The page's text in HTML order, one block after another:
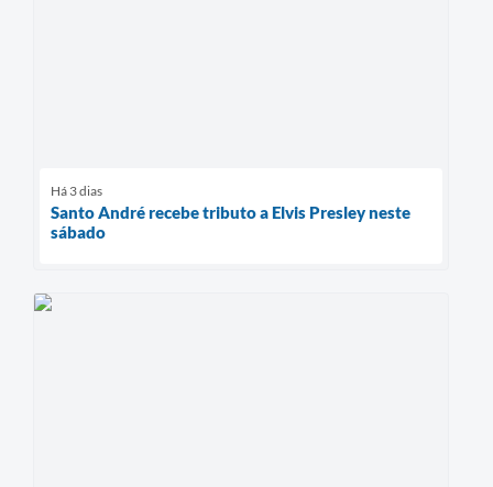
Há 3 dias
Santo André recebe tributo a Elvis Presley neste
sábado